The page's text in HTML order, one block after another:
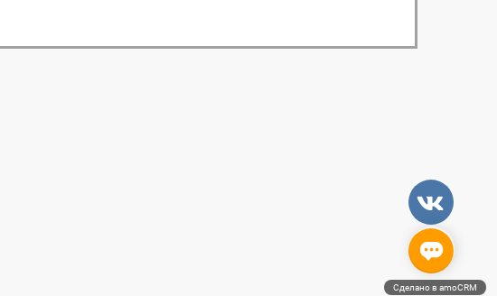
Сделано в amoCRM